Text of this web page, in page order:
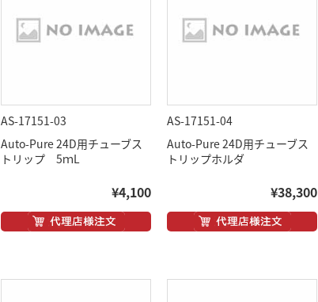
AS-17151-03
Auto-Pure 24D用チューブス
トリップ 5ｍL
¥4,100
AS-17151-04
Auto-Pure 24D用チューブス
トリップホルダ
¥38,300